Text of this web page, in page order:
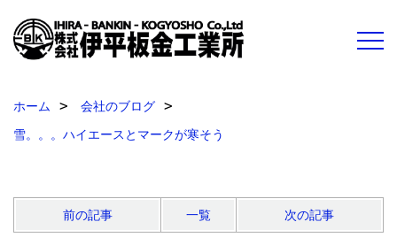
ホーム
会社のブログ
雪。。。ハイエースとマークが寒そう
前の記事 一覧 次の記事